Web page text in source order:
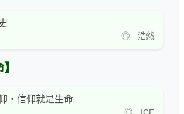
◎ 浩然
‧信仰就是生命